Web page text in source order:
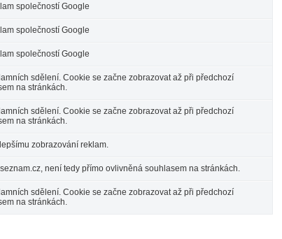
společností Google
společností Google
společností Google
sdělení. Cookie se začne zobrazovat až při předchozí
na stránkách.
sdělení. Cookie se začne zobrazovat až při předchozí
na stránkách.
zobrazování reklam.
není tedy přímo ovlivněná souhlasem na stránkách.
sdělení. Cookie se začne zobrazovat až při předchozí
na stránkách.